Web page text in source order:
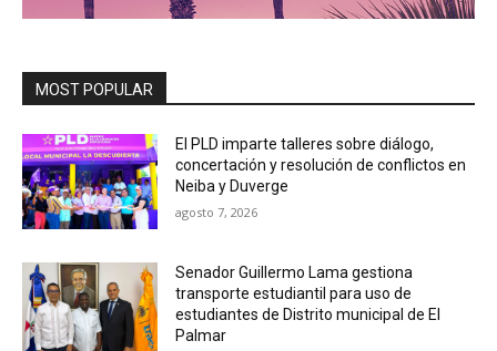
MOST POPULAR
El PLD imparte talleres sobre diálogo,
concertación y resolución de conflictos en
Neiba y Duverge
agosto 7, 2026
Senador Guillermo Lama gestiona
transporte estudiantil para uso de
estudiantes de Distrito municipal de El
Palmar